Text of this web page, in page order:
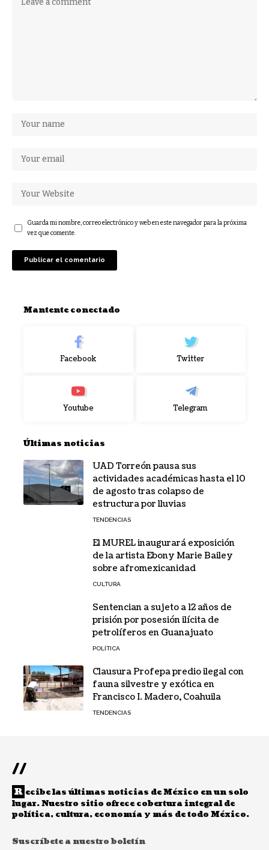
Guarda mi nombre, correo electrónico y web en este navegador para la próxima
vez que comente.
Mantente conectado
Facebook Twitter
Youtube Telegram
Últimas noticias
UAD Torreón pausa sus
actividades académicas hasta el 10
de agosto tras colapso de
estructura por lluvias
TENDENCIAS
El MUREL inaugurará exposición
de la artista Ebony Marie Bailey
sobre afromexicanidad
CULTURA
Sentencian a sujeto a 12 años de
prisión por posesión ilícita de
petrolíferos en Guanajuato
POLÍTICA
Clausura Profepa predio ilegal con
fauna silvestre y exótica en
Francisco I. Madero, Coahuila
TENDENCIAS
//
R ecibe las últimas noticias de México en un solo
lugar. Nuestro sitio ofrece cobertura integral de
política, cultura, economía y más de todo México.
Suscríbete a nuestro boletín